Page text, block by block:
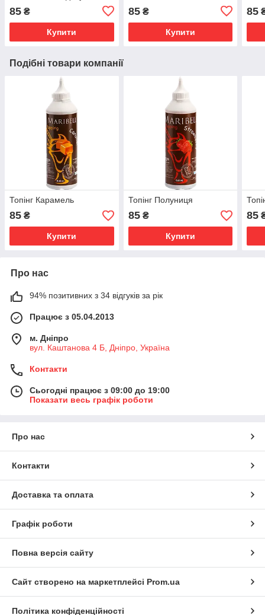
85 ₴
Купити
85₴
Купити
85
Подібні товари компанії
Топінг Карамель
85 ₴
Купити
Топінг Полуниця
85₴
Купити
85
Про нас
94% позитивних з 34 відгуків за рік
Працює з 05.04.2013
м. Дніпро
вул. Каштанова 4 Б, Дніпро, Україна
Контакти
Сьогодні працює з 09:00 до 19:00
Показати весь графік роботи
Про нас
Контакти
Доставка та оплата
Графік роботи
Повна версія сайту
Сайт створено на маркетплейсі Prom.ua
Політика конфіденційності